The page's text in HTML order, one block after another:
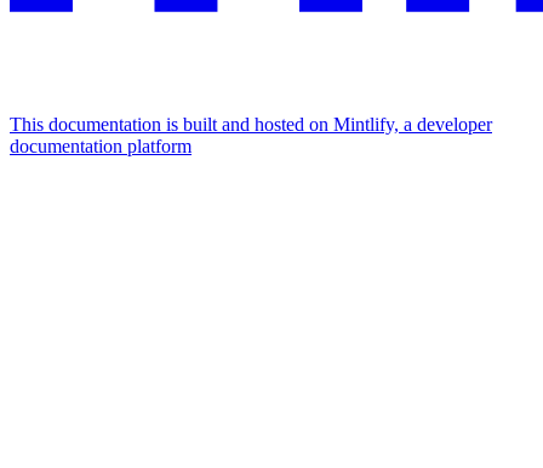
This documentation is built and hosted on Mintlify, a developer
documentation platform